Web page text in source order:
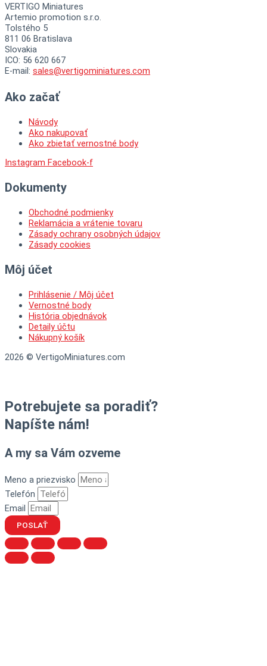
VERTIGO Miniatures
Artemio promotion s.r.o.
Tolstého 5
811 06 Bratislava
Slovakia
ICO: 56 620 667
E-mail: sales@vertigominiatures.com
Ako začať
Návody
Ako nakupovať
Ako zbietať vernostné body
Instagram Facebook-f
Dokumenty
Obchodné podmienky
Reklamácia a vrátenie tovaru
Zásady ochrany osobných údajov
Zásady cookies
Môj účet
Prihlásenie / Môj účet
Vernostné body
História objednávok
Detaily účtu
Nákupný košík
2026 © VertigoMiniatures.com
Potrebujete sa poradiť?
Napíšte nám!
A my sa Vám ozveme
Meno a priezvisko
Telefón
Email
POSLAŤ